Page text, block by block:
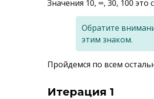
Значения 10, ∞, 30, 100
Обратите
этим знаком.
Пройдемся по всем
Итерация 1